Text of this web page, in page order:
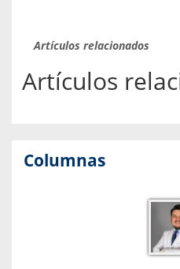
Artículos relacionados
Artículos
Columnas